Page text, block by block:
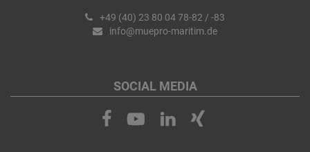
+49 (40) 23 80 04 78-82 / -83
info@muepro-maritim.de
SOCIAL MEDIA